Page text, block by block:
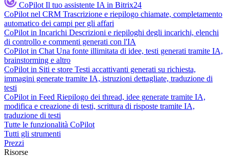
CoPilot Il tuo assistente IA in Bitrix24
CoPilot nel CRM Trascrizione e riepilogo chiamate, completamento
automatico dei campi per gli affari
CoPilot in Incarichi Descrizioni e riepiloghi degli incarichi, elenchi
di controllo e commenti generati con l'IA
CoPilot in Chat Una fonte illimitata di idee, testi generati tramite IA,
brainstorming e altro
CoPilot in Siti e store Testi accattivanti generati su richiesta,
immagini generate tramite IA, istruzioni dettagliate, traduzione di
testi
CoPilot in Feed Riepilogo dei thread, idee generate tramite IA,
modifica e creazione di testi, scrittura di risposte tramite IA,
traduzione di testi
Tutte le funzionalità CoPilot
Tutti gli strumenti
Prezzi
Risorse